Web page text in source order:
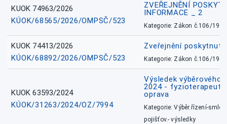
KUOK 74963/2026
KÚOK/68565/2026/OMPSČ/523
ZVEŘEJNĚNÍ
INFORMACE _ 2
Kategorie: Zákon č.106/1999
KUOK 74413/2026
KÚOK/68892/2026/OMPSČ/523
Zveřejnění
Kategorie: Zákon č.106/1999
KUOK 63593/2024
KÚOK/31263/2024/OZ/7994
Výsledek výběrového
2024 - fyzioterapeut,
oprava
Kategorie: Výběr.řízení-
pojišťov.- výsledky